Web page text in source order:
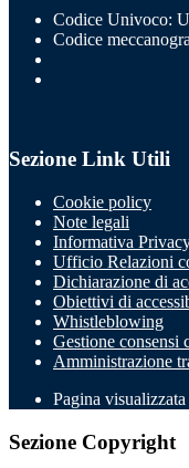
Codice Univoco:
Codice
Sezione Link Utili
Cookie policy
Note legali
Informativa
Ufficio Relazioni
Dichiarazione di
Obiettivi di
Whistleblowing
Gestione consensi
Amministrazione
Pagina visualizzata
Sezione Copyright